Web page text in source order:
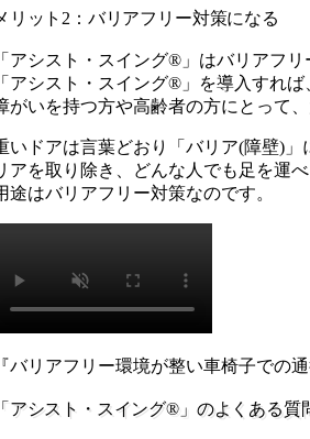
リット2：バリアフリー対策になる
アシスト・スイング®︎」はバリアフリ
アシスト・スイング®︎」を導入すれ
がいを持つ方や高齢者の方にとって
いドアは言葉どおり「バリア(障壁)
アを取り除き、どんな人でも足を運
途はバリアフリー対策なのです。
バリアフリー環境が整い車椅子での通
アシスト・スイング®」のよくある質